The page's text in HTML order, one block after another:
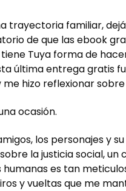
trayectoria familiar,
de que las ebook
tiene Tuya forma de
última entrega gratis
hizo reflexionar
ocasión.
los personajes y
la justicia social, un
es tan
y vueltas que me